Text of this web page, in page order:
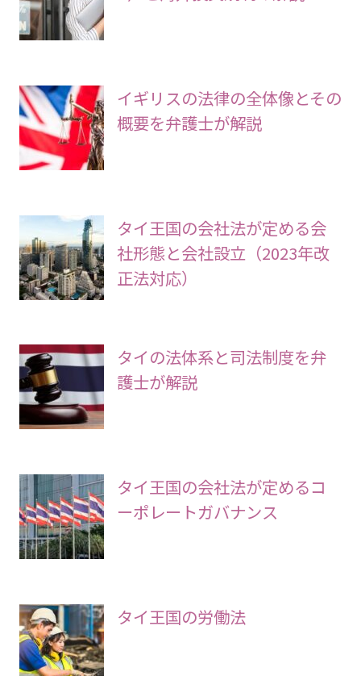
イギリスの法律の全体像とその
概要を弁護士が解説
タイ王国の会社法が定める会
社形態と会社設立（2023年改
正法対応）
タイの法体系と司法制度を弁
護士が解説
タイ王国の会社法が定めるコ
ーポレートガバナンス
タイ王国の労働法